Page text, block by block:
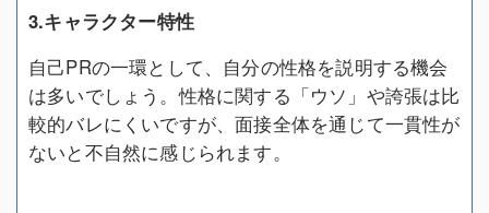
3.キャラクター特性
自己PRの一環として、自分の性格を説明する機会
は多いでしょう。性格に関する「ウソ」や誇張は比
較的バレにくいですが、面接全体を通じて一貫性が
ないと不自然に感じられます。